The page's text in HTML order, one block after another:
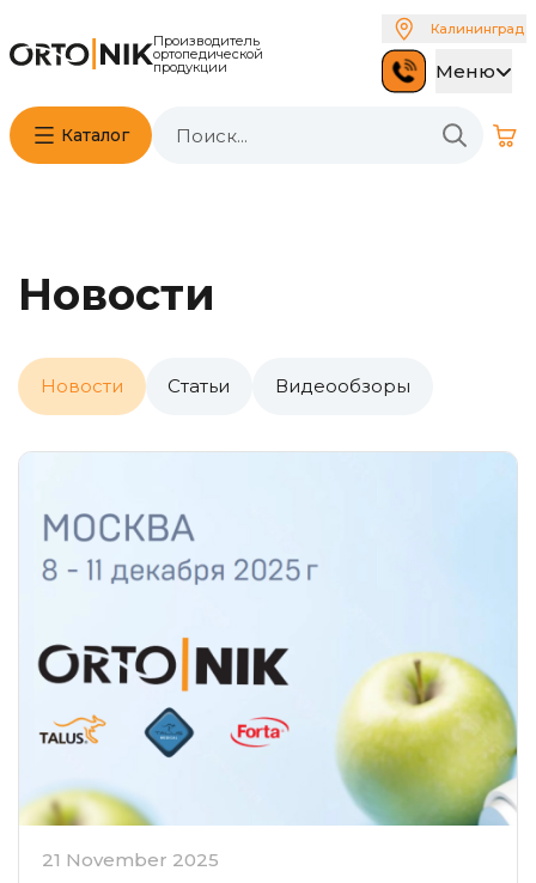
Производитель
ортопедической
продукции
Калининград
Меню
Каталог
Новости
Новости Статьи Видеообзоры
21 November 2025